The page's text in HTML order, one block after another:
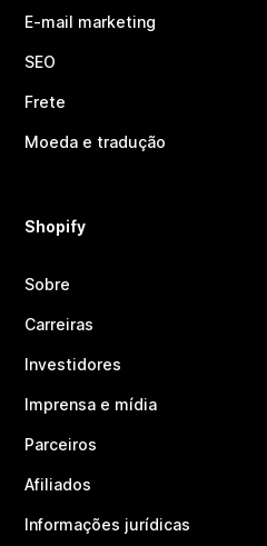
E-mail marketing
SEO
Frete
Moeda e tradução
Shopify
Sobre
Carreiras
Investidores
Imprensa e mídia
Parceiros
Afiliados
Informações jurídicas